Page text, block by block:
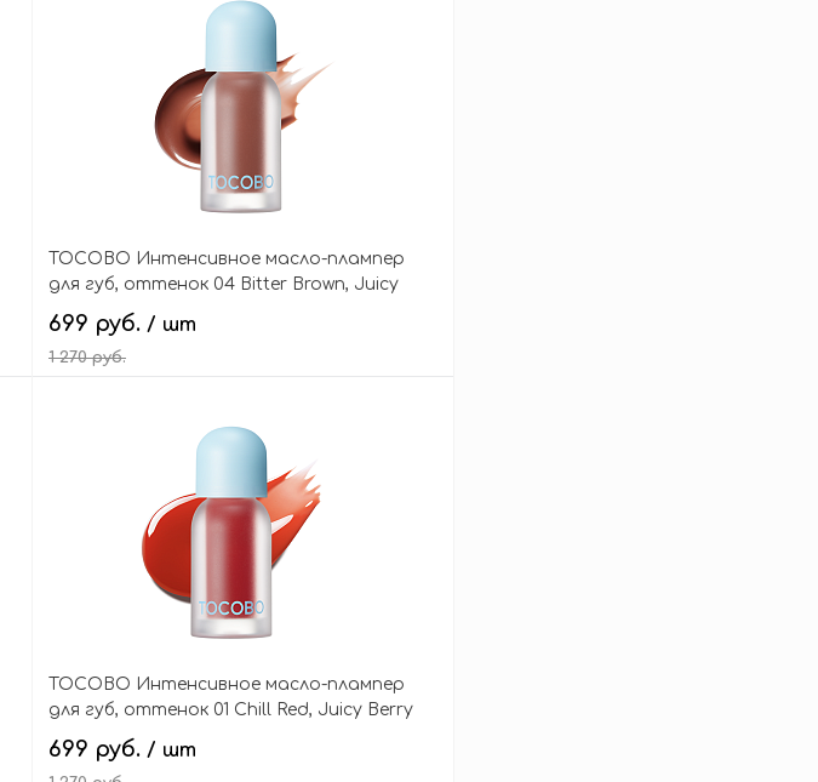
TOCOBO Интенсивное масло-плампер
для губ, оттенок 04 Bitter Brown, Juicy
Berry Plumping Lip Oil Glam Max
699 руб. / шт
1 270 руб.
В корзину
TOCOBO Интенсивное масло-плампер
для губ, оттенок 01 Chill Red, Juicy Berry
Plumping Lip Oil Glam Max
699 руб. / шт